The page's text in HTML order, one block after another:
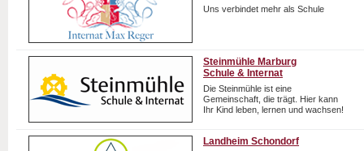
Uns verbindet mehr als Schule
Steinmühle Marburg
Schule & Internat
Die Steinmühle ist eine
Gemeinschaft, die trägt. Hier kann
Ihr Kind leben, lernen und wachsen!
Landheim Schondorf